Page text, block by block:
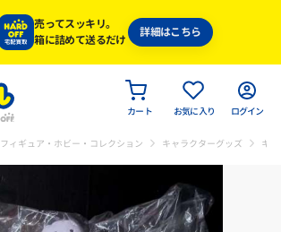
売ってスッキリ。
箱に詰めて送るだけ
詳細はこちら
カート お気に入り ログイン
フィギュア・ホビー・コレクション キャラクターグッズ キ